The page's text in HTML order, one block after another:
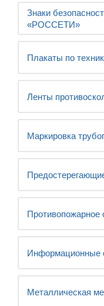
Знаки
«РОССЕТИ»
Плакаты по
Ленты
Маркировка
Противопожарное
Информационные
Металлическая